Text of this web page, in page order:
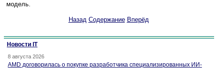
модель.
Назад Содержание Вперёд
Новости IT
8 августа 2026
AMD договорилась о покупке разработчика специализированных ИИ-